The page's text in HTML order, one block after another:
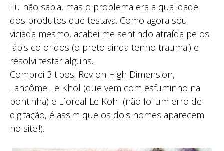
Eu não sabia, mas o problema era a qualidade
dos produtos que testava. Como agora sou
viciada mesmo, acabei me sentindo atraída pelos
lápis coloridos (o preto ainda tenho trauma!) e
resolvi testar alguns.
Comprei 3 tipos: Revlon High Dimension,
Lancôme Le Khol (que vem com esfuminho na
pontinha) e L`oreal Le Kohl (não foi um erro de
digitação, é assim que os dois nomes aparecem
no site!!).